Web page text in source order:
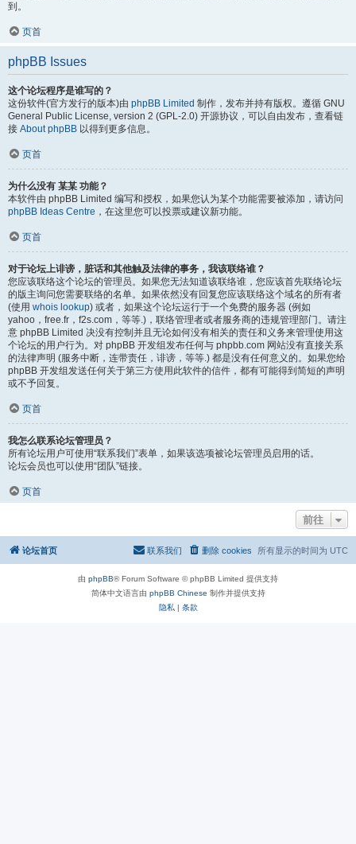
到。
页首
phpBB Issues
这个论坛程序是谁写的？
这份软件(官方发行的版本)由 phpBB Limited 制作，发布并持有版权。遵循 GNU
General Public License, version 2 (GPL-2.0) 开源协议，可以自由发布，查看链
接 About phpBB 以得到更多信息。
页首
为什么没有 某某 功能？
本软件由 phpBB Limited 编写和授权，如果您认为某个功能需要被添加，请访问
phpBB Ideas Centre ，在这里您可以投票或建议新功能。
页首
对于论坛上诽谤，脏话和其他触及法律的事务，我该联络谁？
您应该联络这个论坛的管理员。如果您无法知道该联络谁，您应该首先联络论坛
的版主询问您需要联络的名单。如果依然没有回复您应该联络这个域名的所有者
(使用 whois lookup) 或者，如果这个论坛运行于一个免费的服务器 (例如
yahoo，free.fr，f2s.com，等等.)，联络管理者或者服务商的违规管理部门。请注
意 phpBB Limited 决没有控制并且无论如何没有相关的责任和义务来管理使用这
个论坛的用户行为。对 phpBB 开发组发布任何与 phpbb.com 网站没有直接关系
的法律声明 (服务中断，连带责任，诽谤，等等.) 都是没有任何意义的。如果您给
phpBB 开发组发送任何关于第三方使用此软件的信件，都有可能得到简短的声明
或不予回复。
页首
我怎么联系论坛管理员？
所有论坛用户可使用“联系我们”表单，如果该选项被论坛管理员启用的话。
论坛会员也可以使用“团队”链接。
页首
前往
论坛首页 所有显示的时间为 UTC
删除 cookies
联系我们
由 phpBB® Forum Software © phpBB Limited 提供支持
简体中文语言由 phpBB Chinese 制作并提供支持
隐私 | 条款